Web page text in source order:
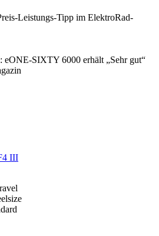
Leistungs-Tipp im ElektroRad-
eONE-SIXTY 6000 erhält „Sehr gut“
III